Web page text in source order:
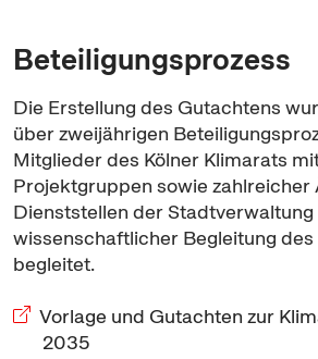
Beteiligungsprozess
Die Erstellung des Gutachtens
über zweijährigen
Mitglieder des Kölner Klimarats
Projektgruppen sowie zahlreicher
Dienststellen der
wissenschaftlicher Begleitung
begleitet.
Vorlage und Gutachten zur
2035